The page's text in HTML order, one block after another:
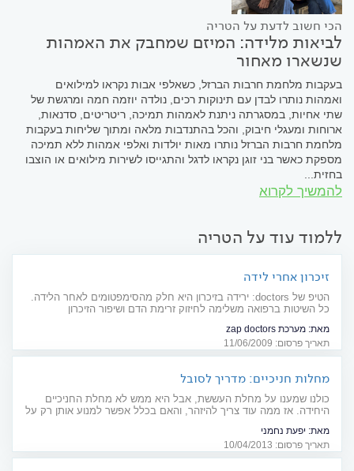
הכי חשוב לדעת על הטריה
לביאות מלידה: המיזם שמחבק את האמהות
שנשארו מאחור
בעקבות מלחמת חרבות הברזל, כשאלפי אבות נקראו למילואים
ואמהות נותרו לבדן עם תינוקות רכים, נולדה יוזמה חמה ומרגשת של
שתי אחיות, במסגרתה ניתנת לאמהות תמיכה, ריטריטים, סדנאות,
ארוחות ומעגלי חיבוק, והכל בהתנדבות מלאה ומתוך שליחות בעקבות
מלחמת חרבות הברזל נותרו מאות יולדות ואלפי אמהות ללא תמיכה
מספקת כאשר בני זוגן נקראו לדגל והתגייסו לשירות מילואים או הוצבו
בחזית...
להמשיך לקרוא
ללמוד עוד על הטריה
זיכרון אחרי לידה
הטיפ של doctors: ירידה בזיכרון היא חלק מהסימפטומים לאחר הלידה.
כל השיטות ברפואה משלימה לחיזוק זרימת הדם ושיפור הזיכרון
מאת: מערכת zap doctors
תאריך פרסום: 11/06/2009
מחלות חניכיים: מדריך לסובל
כולנו שמענו על מחלת העששת, אבל היא ממש לא מחלת החניכיים
היחידה. אז ממה עוד צריך להיזהר, והאם בכלל אפשר למנוע אותן רק על
מאת: יפעת נחמני
תאריך פרסום: 10/04/2013